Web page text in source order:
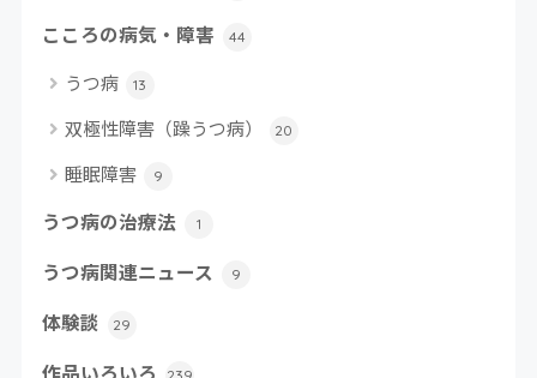
こころの病気・障害 44
うつ病 13
双極性障害（躁うつ病） 20
睡眠障害 9
うつ病の治療法 1
うつ病関連ニュース 9
体験談 29